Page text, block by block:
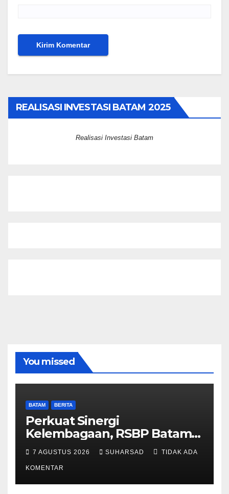
REALISASI INVESTASI BATAM 2025
Realisasi Investasi Batam
You missed
BATAM BERITA
Perkuat Sinergi
Kelembagaan, RSBP Batam
dan BPOM Pastikan
Pelayanan dan Ketersediaan
Obat Aman
7 AGUSTUS 2026 SUHARSAD TIDAK ADA
KOMENTAR